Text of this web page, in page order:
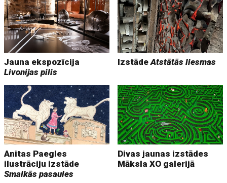
Jauna ekspozīcija
Livonijas pilis
IzstādeAtstātās liesmas
Anitas Paegles
ilustrāciju izstāde
Smalkās pasaules
Divas jaunas izstādes
Māksla XO galerijā